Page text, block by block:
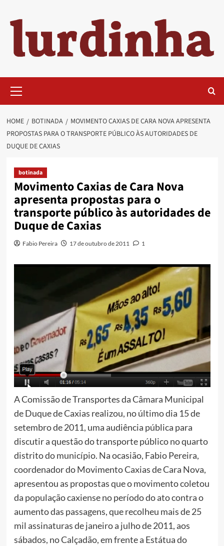
content
Menu
HOME BOTINADA
MOVIMENTO CAXIAS DE CARA NOVA APRESENTA
PROPOSTAS PARA O TRANSPORTE PÚBLICO ÀS AUTORIDADES DE
DUQUE DE CAXIAS
botinada
Movimento Caxias de Cara Nova
apresenta propostas para o
transporte público às autoridades de
Duque de Caxias
Fabio Pereira 17 de outubro de 2011 1
A Comissão de Transportes da Câmara Municipal
de Duque de Caxias realizou, no último dia 15 de
setembro de 2011, uma audiência pública para
discutir a questão do transporte público no quarto
distrito do município. Na ocasião, Fabio Pereira,
coordenador do Movimento Caxias de Cara Nova,
apresentou as propostas que o movimento coletou
da população caxiense no período do ato contra o
aumento das passagens, que recolheu mais de 25
mil assinaturas de janeiro a julho de 2011, aos
sábados, no Calçadão, em frente a Estátua do